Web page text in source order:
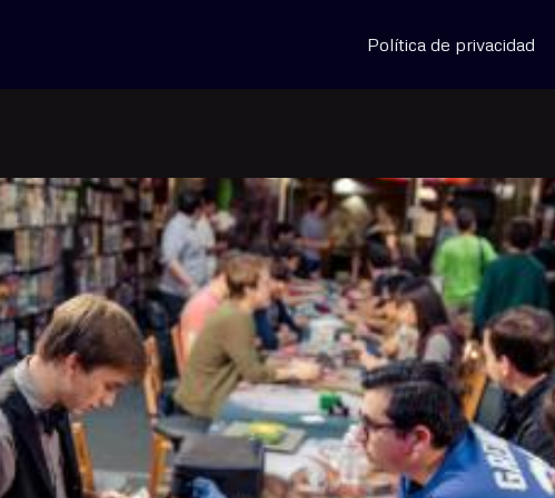
Política de privacidad